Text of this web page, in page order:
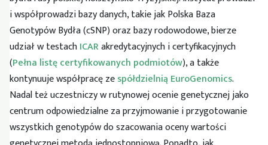
i współprowadzi bazy danych, takie jak Polska Baza
Genotypów Bydła (cSNP) oraz bazy rodowodowe, bierze
udział w testachICARakredytacyjnych i certyfikacyjnych
(Pełna listę certyfikowanych podmiotów), a także
kontynuuje współpracę zespółdzielnią EuroGenomics.
Nadal też uczestniczy w rutynowej ocenie genetycznej jako
centrum odpowiedzialne za przyjmowanie i przygotowanie
wszystkich genotypów do szacowania oceny wartości